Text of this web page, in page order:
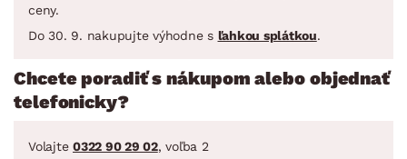
ceny.
Do 30. 9. nakupujte výhodne s ľahkou splátkou.
Chcete poradiť s nákupom alebo objednať
telefonicky?
Volajte 0322 90 29 02, voľba 2